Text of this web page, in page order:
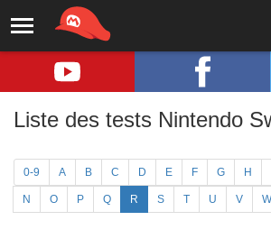
Liste des tests Nintendo
0-9 A B C D E F G H
N O P Q R S T U V W